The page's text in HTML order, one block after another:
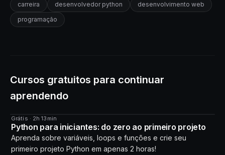
carreira desenvolvedor python
desenvolvimento web
programação
Cursos gratuitos para continuar
aprendendo
CURSO
Grátis · 2h 13min
Python para iniciantes: do zero ao primeiro projeto
Aprenda sobre variáveis, loops e funções e crie seu
primeiro projeto Python em apenas 2 horas!